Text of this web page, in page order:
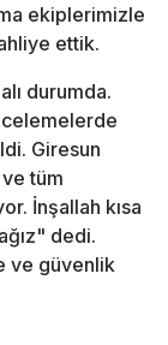
ekiplerimizle
ettik.
durumda.
Giresun
tüm
İnşallah kısa
dedi.
ve güvenlik